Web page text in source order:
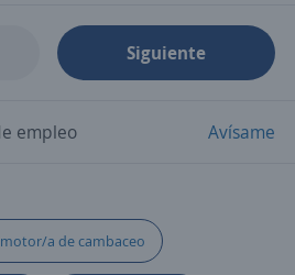
Siguiente
empleo Avísame
a de cambaceo